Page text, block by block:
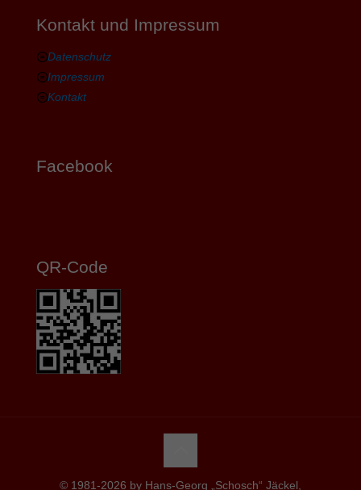
Kontakt und Impressum
Datenschutz
Impressum
Kontakt
Facebook
QR-Code
© 1981-2026 by Hans-Georg „Schosch“ Jäckel,